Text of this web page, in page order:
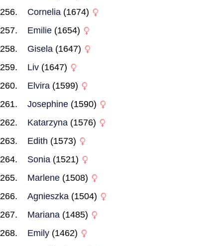
Cornelia (1674)
Emilie (1654)
Gisela (1647)
Liv (1647)
Elvira (1599)
Josephine (1590)
Katarzyna (1576)
Edith (1573)
Sonia (1521)
Marlene (1508)
Agnieszka (1504)
Mariana (1485)
Emily (1462)